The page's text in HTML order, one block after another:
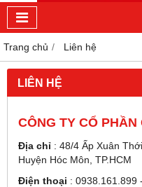
Trang chủ Liên hệ
LIÊN HỆ
CÔNG TY CỔ PHẦN
Địa chỉ : 48/4 Ấp Xuân
Huyện Hóc Môn, TP.HCM
Điện thoại : 0938.161.899